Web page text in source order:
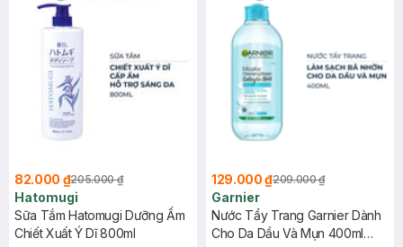
82.000 ₫205.000 ₫
Hatomugi
Sữa Tắm Hatomugi Dưỡng Ẩm
Chiết Xuất Ý Dĩ 800ml
129.000 ₫209.000 ₫
Garnier
Nước Tẩy Trang Garnier Dành
Cho Da Dầu Và Mụn 400ml